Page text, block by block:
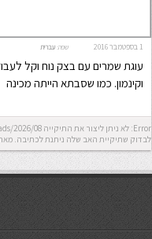
1 בספטמבר 2016 שפה: עברית
עוגת שמרים עם בצק נוח וקל
וקינמון. כמו שסבתא הייתה מכינה
לבדוק שתיקיית האב שלה ניתנת לכתיבה.